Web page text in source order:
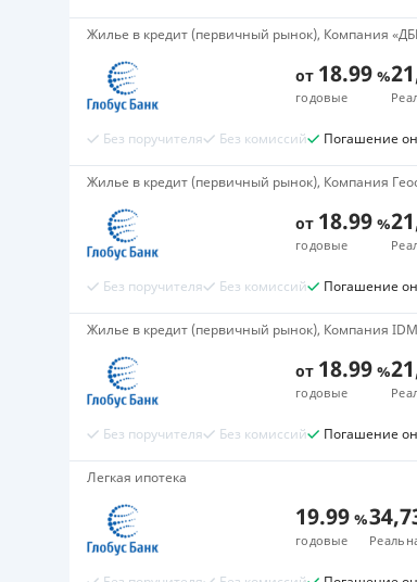
Жилье в кредит (первичный рынок), Компания
от 18.99 %
годовые
Без поручителя Без комиссий Погашение
Жилье в кредит (первичный рынок), Компания
от 18.99 %
годовые
Без поручителя Без комиссий Погашение
Жилье в кредит (первичный рынок), Компания
от 18.99 %
годовые
Без поручителя Без комиссий Погашение
Легкая ипотека
19.99 %
годовые